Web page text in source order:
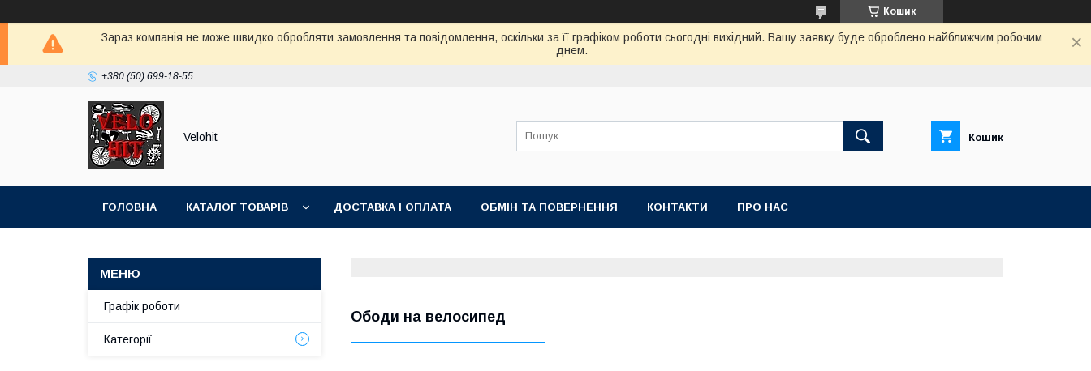
Кошик
Зараз компанія не може швидко обробляти замовлення та повідомлення, оскільки за її графіком роботи сьогодні вихідний. Вашу заявку буде оброблено найближчим робочим
днем.
+380 (50) 699-18-55
Velohit Кошик
ГОЛОВНА КАТАЛОГ ТОВАРІВ ДОСТАВКА І ОПЛАТА ОБМІН ТА ПОВЕРНЕННЯ КОНТАКТИ ПРО НАС
Ободи на велосипед
Графік роботи
Категорії